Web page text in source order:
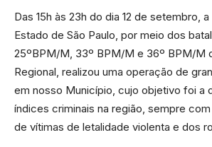
Das 15h às 23h do dia 12 de setembro,
Estado de São Paulo, por meio dos
25ºBPM/M, 33º BPM/M e 36º BPM/M
Regional, realizou uma operação de
em nosso Município, cujo objetivo foi a
índices criminais na região, sempre
de vítimas de letalidade violenta e dos